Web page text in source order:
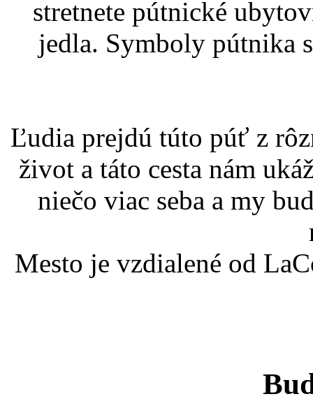
stretnete pútnické
jedla. Symboly pútnika
Ľudia prejdú túto púť z
život a táto cesta nám
niečo viac seba a my
Mesto je vzdialené od